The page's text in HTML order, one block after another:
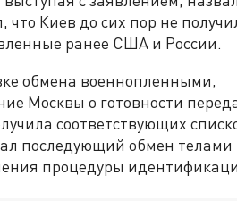
Киев до сих пор не
ранее США и России.
обмена военнопленными,
Москвы о готовности
соответствующих
последующий обмен телами
процедуры